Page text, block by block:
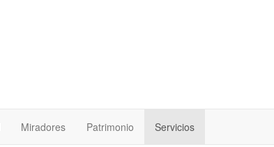
Miradores Patrimonio Servicios